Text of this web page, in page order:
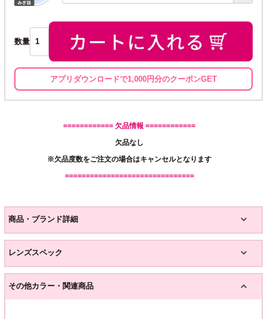
数量
アプリダウンロードで1,000円分のクーポンGET
============ 欠品情報 ============
欠品なし
※欠品度数をご注文の場合はキャンセルとなります
===============================
商品・ブランド詳細
レンズスペック
その他カラー・関連商品